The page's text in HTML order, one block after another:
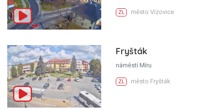
ZL město Vizovice
Fryšták
náměstí Míru
ZL město Fryšták